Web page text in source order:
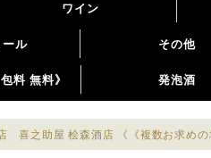
ワイン
ール その他
料 無料》 発泡酒
喜之助屋 桧森酒店 《《複数お求めの